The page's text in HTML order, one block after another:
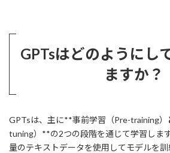
GPTsはどのようにし
ますか？
GPTsは、主に**事前学習（Pre-training）
tuning）**の2つの段階を通じて学習しま
量のテキストデータを使用してモデルを